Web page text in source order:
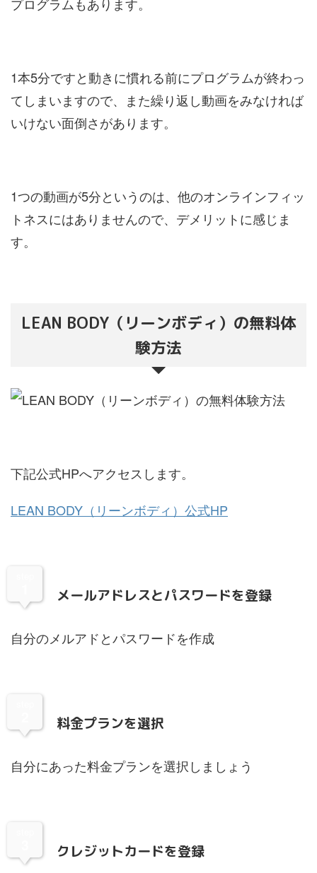
1本5分ですと動きに慣れる前にプログラムが終わっ
てしまいますので、また繰り返し動画をみなければ
いけない面倒さがあります。
1つの動画が5分というのは、他のオンラインフィッ
トネスにはありませんので、デメリットに感じま
す。
LEAN BODY（リーンボディ）の無料体
験方法
下記公式HPへアクセスします。
LEAN BODY（リーンボディ）公式HP
メールアドレスとパスワードを登録
自分のメルアドとパスワードを作成
料金プランを選択
自分にあった料金プランを選択しましょう
クレジットカードを登録